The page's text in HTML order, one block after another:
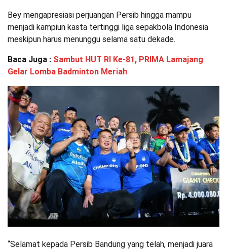
Bey mengapresiasi perjuangan Persib hingga mampu
menjadi kampiun kasta tertinggi liga sepakbola Indonesia
meskipun harus menunggu selama satu dekade.
Baca Juga : Sambut HUT RI Ke-81, PRIMA Lamajang
Gelar Lomba Badminton Meriah
“Selamat kepada Persib Bandung yang telah, menjadi juara